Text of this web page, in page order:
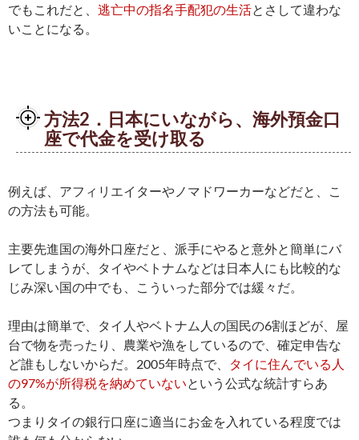
でもこれだと、 逃亡中の指名手配犯の生活とさして違わな
いことになる。
方法2．日本にいながら、海外預金口
座で代金を受け取る
例えば、アフィリエイターやノマドワーカーなどだと、こ
の方法も可能。
主要先進国の海外口座だと、派手にやると意外と簡単にバ
レてしまうが、タイやベトナムなどは日本人にも比較的な
じみ深い国の中でも、こういった部分では緩々だ。
理由は簡単で、タイ人やベトナム人の国民の6割ほどが、屋
台で物を売ったり、農業や漁をしているので、確定申告な
ど誰もしないからだ。2005年時点で、
タイに住んでいる人
の97%が所得税を納めていない という公式な統計すらあ
る。
つまりタイの銀行口座に適当にお金を入れている程度では